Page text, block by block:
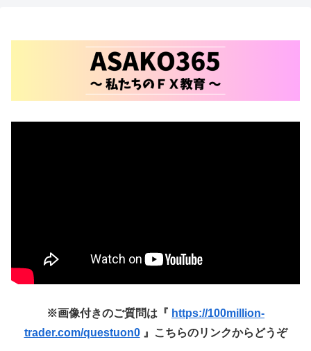
※画像付きのご質問は『 https://100million-
trader.com/questuon0』こちらのリンクからどうぞ